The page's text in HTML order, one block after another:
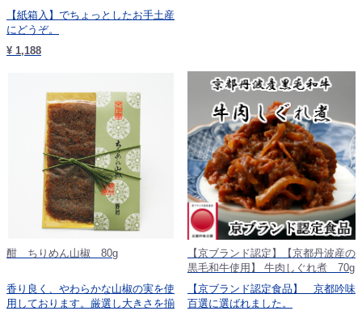
【紙箱入】でちょっとしたお手土産
にどうぞ。
¥ 1,188
酣 ちりめん山椒 80g
香り良く、やわらかな山椒の実を使
用しております。厳選し大きさを揃
【京ブランド認定】【京都丹波産の
黒毛和牛使用】 牛肉しぐれ煮 70g
【京ブランド認定食品】 京都吟味
百選に選ばれました。